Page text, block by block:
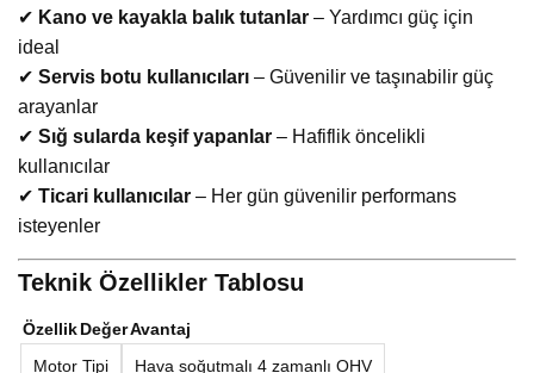
✔ Kano ve kayakla balık tutanlar – Yardımcı güç için
ideal
✔ Servis botu kullanıcıları – Güvenilir ve taşınabilir güç
arayanlar
✔ Sığ sularda keşif yapanlar – Hafiflik öncelikli
kullanıcılar
✔ Ticari kullanıcılar – Her gün güvenilir performans
isteyenler
Teknik Özellikler Tablosu
ÖzellikDeğerAvantaj
Motor Tipi
Hava soğutmalı 4 zamanlı OHV